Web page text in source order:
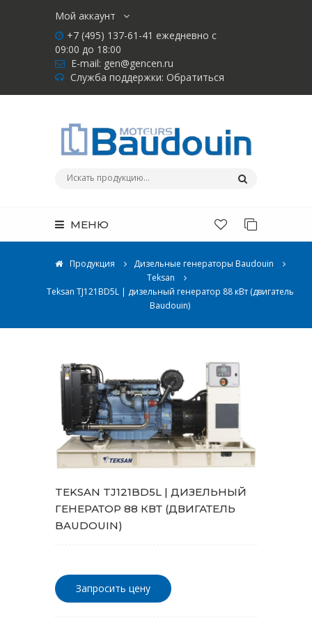
Мой аккаунт
+7 (495) 137-61-41 ежедневно с
09:00 до 18:00
E-mail: gen@gencen.ru
Служба поддержки: Обратиться
МЕНЮ
Продукция
Дизельные генераторы Baudouin
Teksan
Teksan TJ121BD5L | дизельный генератор 88 кВт (двигатель
Baudouin)
TEKSAN TJ121BD5L | ДИЗЕЛЬНЫЙ
ГЕНЕРАТОР 88 КВТ (ДВИГАТЕЛЬ
BAUDOUIN)
Запросить цену